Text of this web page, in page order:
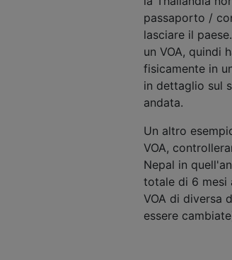
passaporto /
lasciare il
un VOA, quindi
fisicamente in
in dettaglio sul
andata.
Un altro
VOA,
Nepal in
totale di 6 mesi
VOA di diversa
essere